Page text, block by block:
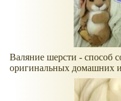
Валяние шерсти - способ
оригинальных домашних